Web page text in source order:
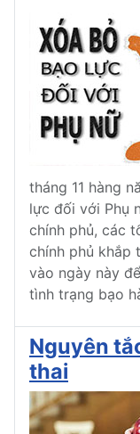
tháng 11 hàng
lực đối với Phụ
chính phủ, các
chính phủ khắp
vào ngày này
tình trạng bạo
Nguyên
thai